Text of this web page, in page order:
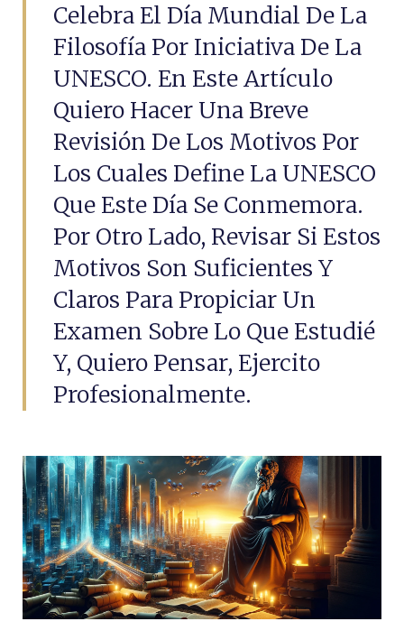
Celebra El Día Mundial De La
Filosofía Por Iniciativa De La
UNESCO. En Este Artículo
Quiero Hacer Una Breve
Revisión De Los Motivos Por
Los Cuales Define La UNESCO
Que Este Día Se Conmemora.
Por Otro Lado, Revisar Si Estos
Motivos Son Suficientes Y
Claros Para Propiciar Un
Examen Sobre Lo Que Estudié
Y, Quiero Pensar, Ejercito
Profesionalmente.